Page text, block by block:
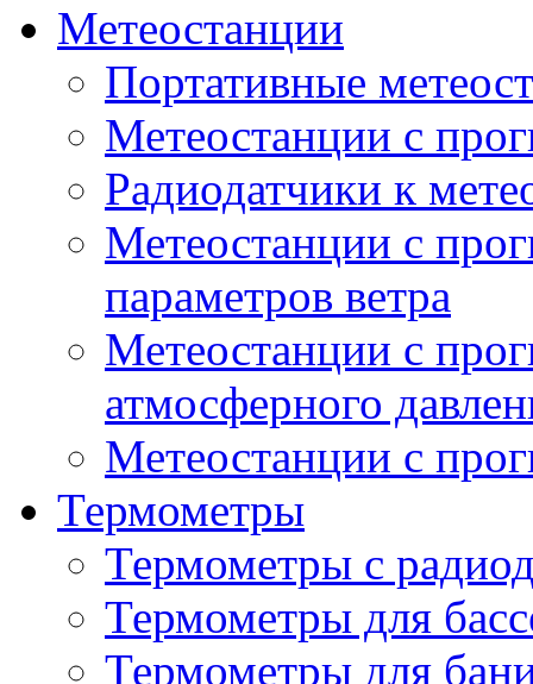
Метеостанции
Портативные
Метеостанции с
Радиодатчики к
Метеостанции с
параметров ветра
Метеостанции с
атмосферного
Метеостанции с
Термометры
Термометры с
Термометры для
Термометры для